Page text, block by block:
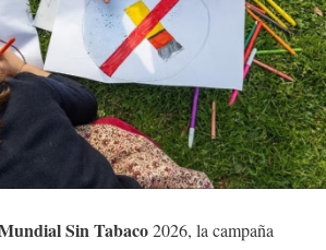
Sin Tabaco2026, la campaña